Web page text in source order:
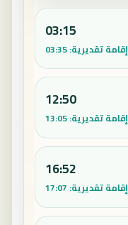
03:15
إقامة تقديرية:03:35
12:50
إقامة تقديرية:13:05
16:52
إقامة تقديرية: 17:07